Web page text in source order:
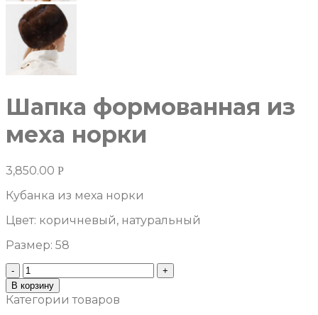
Шапка формованная из
меха норки
3,850.00 Р
Кубанка из меха норки
Цвет: коричневый, натуральный
Размер: 58
Количество
Шапка
формованная
В корзину
Категории товаров